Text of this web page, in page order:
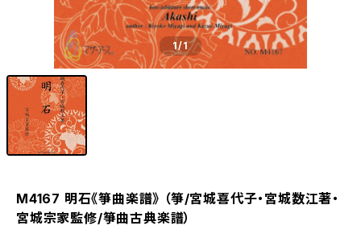
1/1
M4167 明石《箏曲楽譜》 （箏/宮城喜代子・宮城数江著・
宮城宗家監修/箏曲古典楽譜）